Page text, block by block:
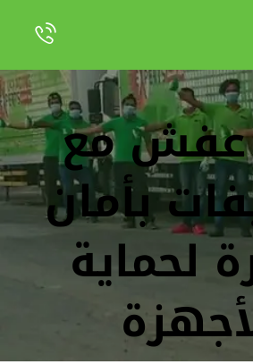
عفش مع
بأمان
لحماية